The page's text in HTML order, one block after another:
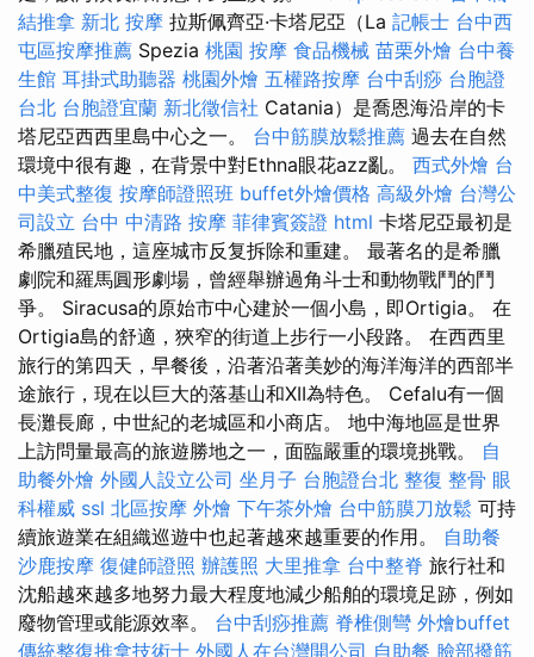
結推拿 新北 按摩 拉斯佩齊亞·卡塔尼亞（La 記帳士 台中西
屯區按摩推薦 Spezia 桃園 按摩 食品機械 苗栗外燴 台中養
生館 耳掛式助聽器 桃園外燴 五權路按摩 台中刮痧 台胞證
台北 台胞證宜蘭 新北徵信社 Catania）是喬恩海沿岸的卡
塔尼亞西西里島中心之一。 台中筋膜放鬆推薦 過去在自然
環境中很有趣，在背景中對Ethna眼花azz亂。 西式外燴 台
中美式整復 按摩師證照班 buffet外燴價格 高級外燴 台灣公
司設立 台中 中清路 按摩 菲律賓簽證 html 卡塔尼亞最初是
希臘殖民地，這座城市反复拆除和重建。 最著名的是希臘
劇院和羅馬圓形劇場，曾經舉辦過角斗士和動物戰鬥的鬥
爭。 Siracusa的原始市中心建於一個小島，即Ortigia。 在
Ortigia島的舒適，狹窄的街道上步行一小段路。 在西西里
旅行的第四天，早餐後，沿著沿著美妙的海洋海洋的西部半
途旅行，現在以巨大的落基山和XII為特色。 Cefalu有一個
長灘長廊，中世紀的老城區和小商店。 地中海地區是世界
上訪問量最高的旅遊勝地之一，面臨嚴重的環境挑戰。 自
助餐外燴 外國人設立公司 坐月子 台胞證台北 整復 整骨 眼
科權威 ssl 北區按摩 外燴 下午茶外燴 台中筋膜刀放鬆 可持
續旅遊業在組織巡遊中也起著越來越重要的作用。 自助餐
沙鹿按摩 復健師證照 辦護照 大里推拿 台中整脊 旅行社和
沈船越來越多地努力最大程度地減少船舶的環境足跡，例如
廢物管理或能源效率。 台中刮痧推薦 脊椎側彎 外燴buffet
傳統整復推拿技術士 外國人在台灣開公司 自助餐 臉部撥筋